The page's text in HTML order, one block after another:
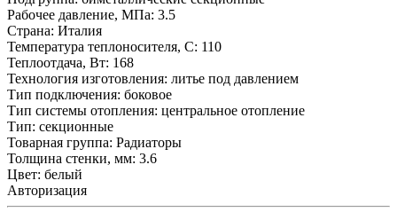
Рабочее давление, МПа: 3.5
Страна: Италия
Температура теплоносителя, С: 110
Теплоотдача, Вт: 168
Технология изготовления: литье под давлением
Тип подключения: боковое
Тип системы отопления: центральное отопление
Тип: секционные
Товарная группа: Радиаторы
Толщина стенки, мм: 3.6
Цвет: белый
Авторизация